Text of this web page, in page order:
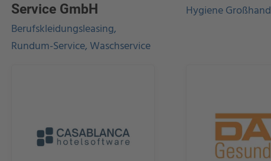
Service GmbH
Berufskleidungsleasing,
Rundum-Service, Waschservice
Hygiene